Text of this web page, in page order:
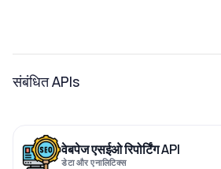
संबंधित APIs
वेबपेज एसईओ रिपोर्टिंग API
डेटा और एनालिटिक्स